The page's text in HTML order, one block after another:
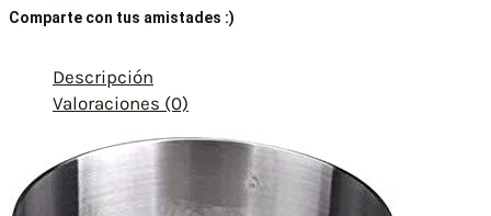
Comparte con tus amistades :)
Descripción
Valoraciones (0)